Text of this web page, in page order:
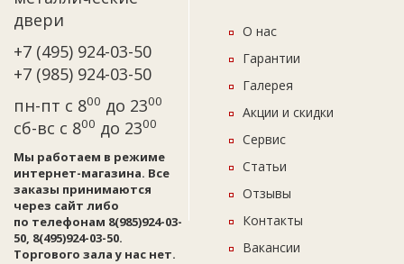
+7 (495) 924-03-50
+7 (985) 924-03-50
пн-пт с 800 до 2300
сб-вс с 800 до 2300
Мы работаем в режиме
интернет-магазина. Все
заказы принимаются
через сайт либо
по телефонам 8(985)924-03-
50, 8(495)924-03-50.
Торгового зала у нас нет.
О нас
Гарантии
Галерея
Акции и скидки
Сервис
Статьи
Отзывы
Контакты
Вакансии